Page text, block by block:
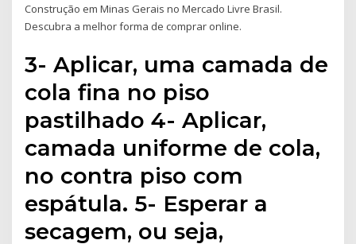
Construção em Minas Gerais no Mercado Livre Brasil.
Descubra a melhor forma de comprar online.
3- Aplicar, uma camada de
cola fina no piso
pastilhado 4- Aplicar,
camada uniforme de cola,
no contra piso com
espátula. 5- Esperar a
secagem, ou seja,